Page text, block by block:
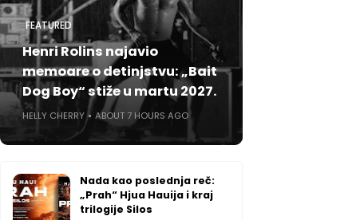
FEATURED
Henri Rolins najavio
memoare o detinjstvu: „Bait
Dog Boy“ stiže u martu 2027.
HELLY CHERRY ABOUT 7 HOURS AGO
Nada kao poslednja reč:
„Prah“ Hjua Hauija i kraj
trilogije Silos